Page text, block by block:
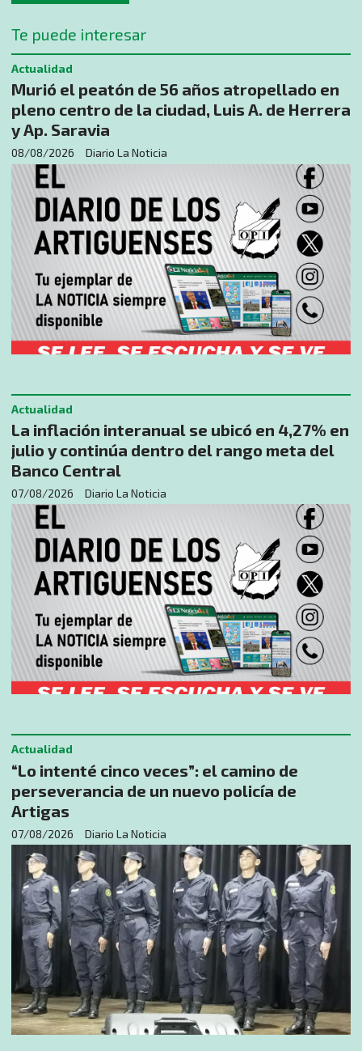
Te puede interesar
Murió el peatón de 56 años atropellado en
pleno centro de la ciudad, Luis A. de Herrera
y Ap. Saravia
Diario La Noticia
Actualidad
08/08/2026
La inflación interanual se ubicó en 4,27% en
julio y continúa dentro del rango meta del
Banco Central
Diario La Noticia
Actualidad
07/08/2026
“Lo intenté cinco veces”: el camino de
perseverancia de un nuevo policía de
Artigas
Diario La Noticia
Actualidad
07/08/2026